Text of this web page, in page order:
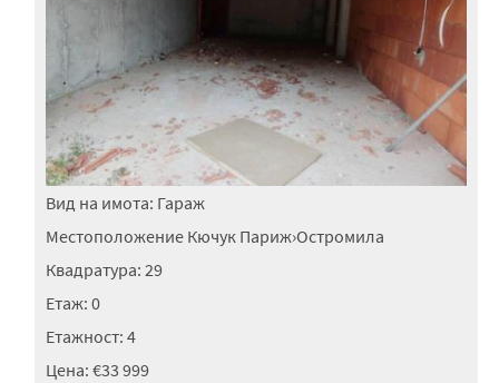
Вид на имота: Гараж
Местоположение Кючук Париж›Остромила
Квадратура: 29
Етаж: 0
Етажност: 4
Цена: €33 999